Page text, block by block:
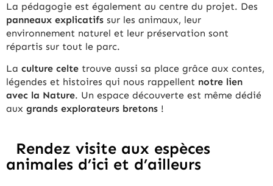
La pédagogie est également au centre du projet. Des
panneaux explicatifs sur les animaux, leur
environnement naturel et leur préservation sont
répartis sur tout le parc.
La culture celte trouve aussi sa place grâce aux contes,
légendes et histoires qui nous rappellent notre lien
avec la Nature. Un espace découverte est même dédié
aux grands explorateurs bretons !
Rendez visite aux espèces
animales d’ici et d’ailleurs